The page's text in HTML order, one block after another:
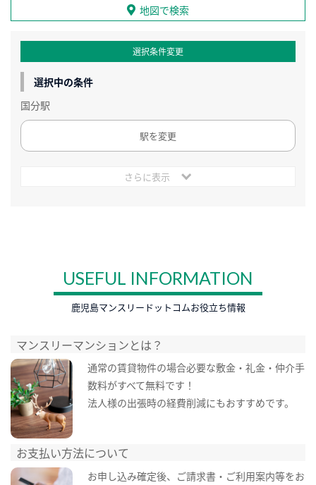
地図で検索
選択条件変更
選択中の条件
国分駅
駅を変更
さらに表示
USEFUL INFORMATION
鹿児島マンスリードットコムお役立ち情報
マンスリーマンションとは？
通常の賃貸物件の場合必要な敷金・礼金・仲介手
数料がすべて無料です！
法人様の出張時の経費削減にもおすすめです。
お支払い方法について
お申し込み確定後、ご請求書・ご利用案内等をお